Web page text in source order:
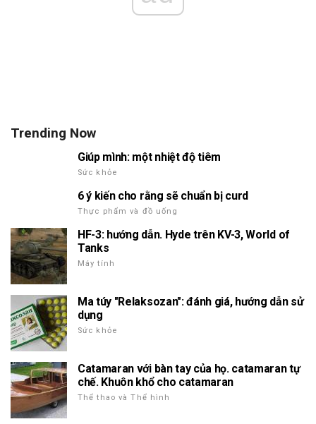
Trending Now
Giúp mình: một nhiệt độ tiêm
Sức khỏe
6 ý kiến cho rằng sẽ chuẩn bị curd
Thực phẩm và đồ uống
HF-3: hướng dẫn. Hyde trên KV-3, World of
Tanks
Máy tính
Ma túy "Relaksozan": đánh giá, hướng dẫn sử
dụng
Sức khỏe
Catamaran với bàn tay của họ. catamaran tự
chế. Khuôn khổ cho catamaran
Thể thao và Thể hình